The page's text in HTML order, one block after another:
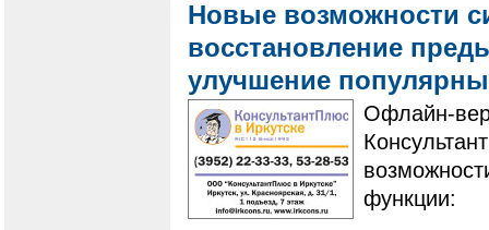
Новые возможности
восстановление
улучшение
Офлайн-
функции: